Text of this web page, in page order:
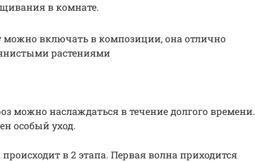
в комнате.
можно включать в композиции, она отлично
растениями
можно наслаждаться в течение долгого времени.
особый уход.
в 2 этапа. Первая волна приходится